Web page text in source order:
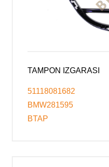
TAMPON IZGARASI
51118081682
BMW281595
BTAP